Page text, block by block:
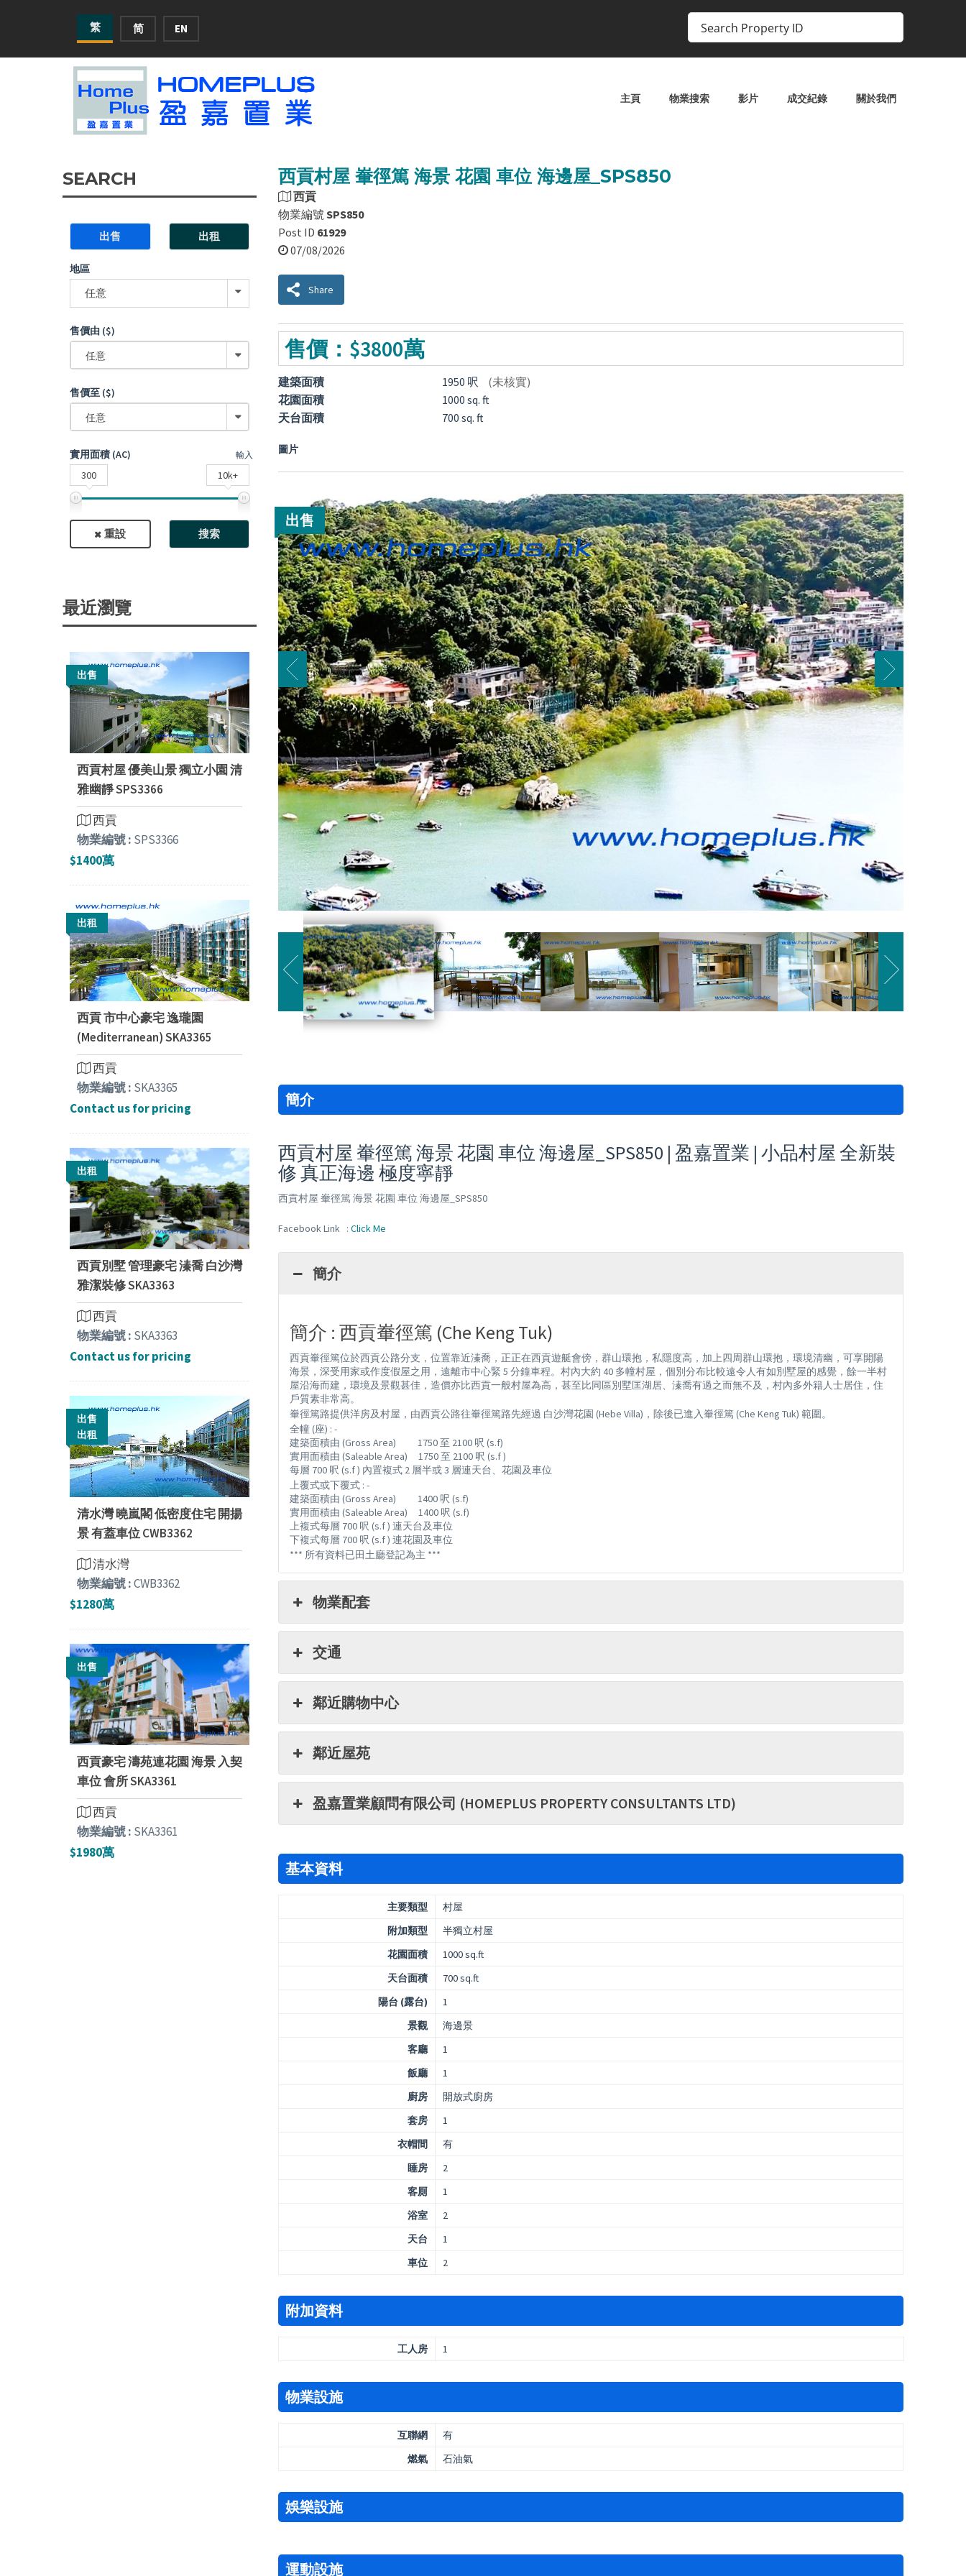
繁 简 EN
主頁 物業搜索 影片 成交紀錄 關於我們
西貢村屋 輋徑篤 海景 花園 車位 海邊屋_SPS850
西貢
物業編號SPS850
Post ID 61929
07/08/2026
Share
售價：$3800萬
建築面積 1950 呎
(未核實)
花園面積
1000 sq. ft
天台面積
700 sq. ft
圖片
出售
簡介
西貢村屋 輋徑篤 海景 花園 車位 海邊屋_SPS850 | 盈嘉置業 | 小品村屋 全新裝
修 真正海邊 極度寧靜
西貢村屋 輋徑篤 海景 花園 車位 海邊屋_SPS850
Facebook Link : Click Me
簡介
簡介 : 西貢輋徑篤 (Che Keng Tuk)
西貢輋徑篤位於西貢公路分支，位置靠近溱喬，正正在西貢遊艇會傍，群山環抱，私隱度高，加上四周群山環抱，環境清幽，可享開陽
海景，深受用家或作度假屋之用，遠離市中心緊 5 分鐘車程。村內大約 40 多幢村屋，個別分布比較遠令人有如別墅屋的感覺，餘一半村
屋沿海而建，環境及景觀甚佳，造價亦比西貢一般村屋為高，甚至比同區別墅匡湖居、溱喬有過之而無不及，村內多外籍人士居住，住
戶質素非常高。
輋徑篤路提供洋房及村屋，由西貢公路往輋徑篤路先經過 白沙灣花園 (Hebe Villa)，除後已進入輋徑篤 (Che Keng Tuk) 範圍。
全幢 (座) : -
建築面積由 (Gross Area) 1750 至 2100 呎 (s.f)
實用面積由 (Saleable Area) 1750 至 2100 呎 (s.f )
每層 700 呎 (s.f ) 內置複式 2 層半或 3 層連天台、花園及車位
上覆式或下覆式 : -
建築面積由 (Gross Area) 1400 呎 (s.f)
實用面積由 (Saleable Area) 1400 呎 (s.f)
上複式每層 700 呎 (s.f ) 連天台及車位
下複式每層 700 呎 (s.f ) 連花園及車位
*** 所有資料已田土廳登記為主 ***
物業配套
交通
鄰近購物中心
鄰近屋苑
盈嘉置業顧問有限公司 (HOMEPLUS PROPERTY CONSULTANTS LTD)
基本資料
主要類型
村屋
附加類型
半獨立村屋
花園面積
1000 sq.ft
天台面積
700 sq.ft
陽台 (露台)
1
景觀
海邊景
客廳
1
飯廳
1
廚房
開放式廚房
套房
1
衣帽間
有
睡房
2
客厠
1
浴室
2
天台
1
車位
2
附加資料
工人房 1
物業設施
互聯網
有
燃氣
石油氣
娛樂設施
運動設施
SEARCH
出售 出租
地區
任意
售價由 ($)
任意
售價至 ($)
任意
實用面積 (AC) 輸入
300 10k+
重設 搜索
最近瀏覽
出售
西貢村屋 優美山景 獨立小園 清
雅幽靜 SPS3366
西貢
物業編號 : SPS3366
$1400萬
出租
西貢 市中心豪宅 逸瓏園
(Mediterranean) SKA3365
西貢
物業編號 : SKA3365
Contact us for pricing
出租
西貢別墅 管理豪宅 溱喬 白沙灣
雅潔裝修 SKA3363
西貢
物業編號 : SKA3363
Contact us for pricing
出售
出租
清水灣 曉嵐閣 低密度住宅 開揚
景 有蓋車位 CWB3362
清水灣
物業編號 :CWB3362
$1280萬
出售
西貢豪宅 濤苑連花園 海景 入契
車位 會所 SKA3361
西貢
物業編號 : SKA3361
$1980萬